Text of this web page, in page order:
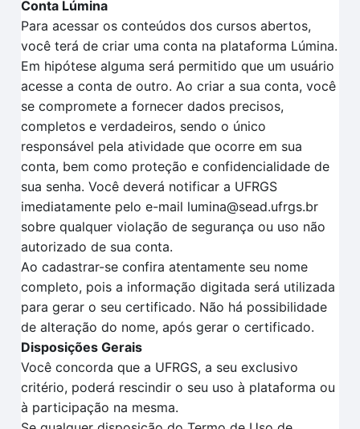
Conta Lúmina
Para acessar os conteúdos dos cursos abertos,
você terá de criar uma conta na plataforma Lúmina.
Em hipótese alguma será permitido que um usuário
acesse a conta de outro. Ao criar a sua conta, você
se compromete a fornecer dados precisos,
completos e verdadeiros, sendo o único
responsável pela atividade que ocorre em sua
conta, bem como proteção e confidencialidade de
sua senha. Você deverá notificar a UFRGS
imediatamente pelo e-mail lumina@sead.ufrgs.br
sobre qualquer violação de segurança ou uso não
autorizado de sua conta.
Ao cadastrar-se confira atentamente seu nome
completo, pois a informação digitada será utilizada
para gerar o seu certificado. Não há possibilidade
de alteração do nome, após gerar o certificado.
Disposições Gerais
Você concorda que a UFRGS, a seu exclusivo
critério, poderá rescindir o seu uso à plataforma ou
à participação na mesma.